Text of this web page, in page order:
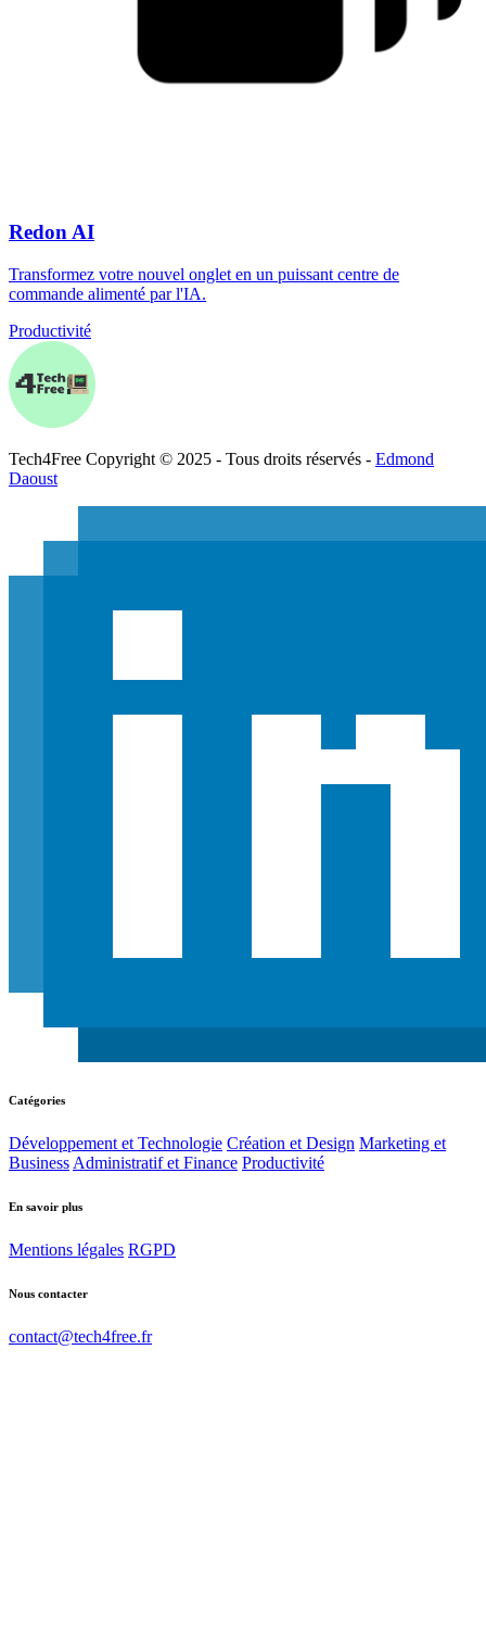
Redon AI
Transformez votre nouvel onglet en un puissant centre de
commande alimenté par l'IA.
Productivité
Tech4Free Copyright © 2025 - Tous droits réservés - Edmond
Daoust
Catégories
Développement et Technologie Création et Design Marketing et
Business Administratif et Finance Productivité
En savoir plus
Mentions légales RGPD
Nous contacter
contact@tech4free.fr